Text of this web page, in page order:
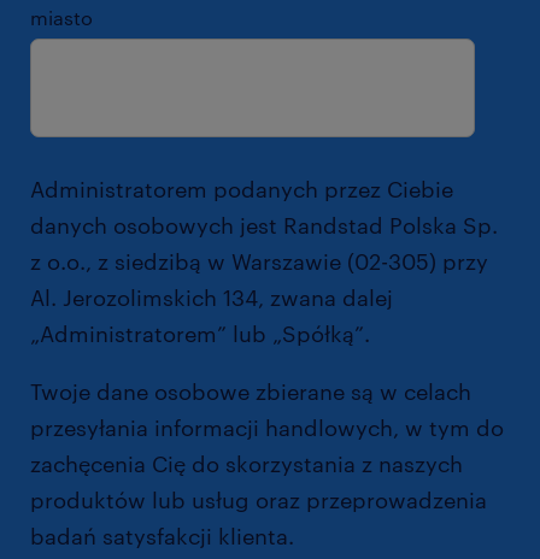
miasto
Administratorem podanych przez Ciebie
danych osobowych jest Randstad Polska Sp.
z o.o., z siedzibą w Warszawie (02-305) przy
Al. Jerozolimskich 134, zwana dalej
„Administratorem” lub „Spółką”.
Twoje dane osobowe zbierane są w celach
przesyłania informacji handlowych, w tym do
zachęcenia Cię do skorzystania z naszych
produktów lub usług oraz przeprowadzenia
badań satysfakcji klienta.